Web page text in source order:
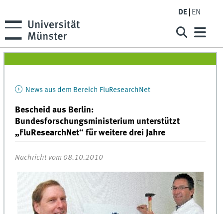
DE EN
News aus dem Bereich FluResearchNet
Bescheid aus Berlin:
Bundesforschungsministerium unterstützt
„FluResearchNet“ für weitere drei Jahre
Nachricht vom 08.10.2010